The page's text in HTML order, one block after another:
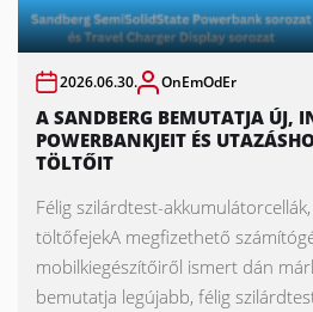
2026.06.30. OnEmOdEr
A SANDBERG BEMUTATJA ÚJ,
POWERBANKJEIT ÉS
TÖLTŐIT
Félig szilárdtest-
töltőfejekA megfizethető
mobilkiegészítőiről ismert dán
bemutatja legújabb, félig